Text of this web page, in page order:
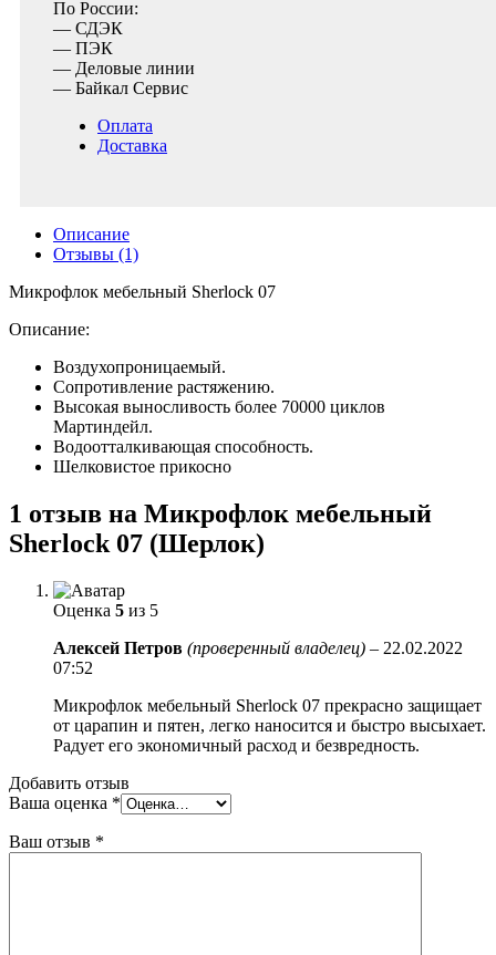
По России:
— СДЭК
— ПЭК
— Деловые линии
— Байкал Сервис
Оплата
Доставка
Описание
Отзывы (1)
Микрофлок мебельный Sherlock 07
Описание:
Воздухопроницаемый.
Сопротивление растяжению.
Высокая выносливость более 70000 циклов
Мартиндейл.
Водоотталкивающая способность.
Шелковистое прикосно
1 отзыв на Микрофлок мебельный
Sherlock 07 (Шерлок)
Оценка 5 из 5
Алексей Петров (проверенный владелец) – 22.02.2022
07:52
Микрофлок мебельный Sherlock 07 прекрасно защищает
от царапин и пятен, легко наносится и быстро высыхает.
Радует его экономичный расход и безвредность.
Добавить отзыв
Ваша оценка *
Ваш отзыв *